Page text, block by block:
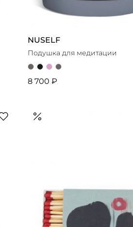
NUSELF
Подушка для медитации
8 700 ₽